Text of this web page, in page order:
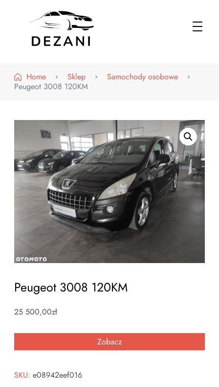
Home
Sklep
Samochody osobowe
Peugeot 3008 120KM
Peugeot 3008 120KM
25 500,00zł
Zobacz
SKU: e08942eef016